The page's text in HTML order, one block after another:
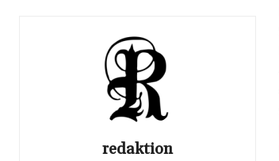
redaktion